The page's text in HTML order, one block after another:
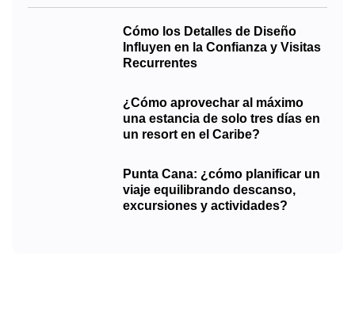
Cómo los Detalles de Diseño
Influyen en la Confianza y Visitas
Recurrentes
¿Cómo aprovechar al máximo
una estancia de solo tres días en
un resort en el Caribe?
Punta Cana: ¿cómo planificar un
viaje equilibrando descanso,
excursiones y actividades?